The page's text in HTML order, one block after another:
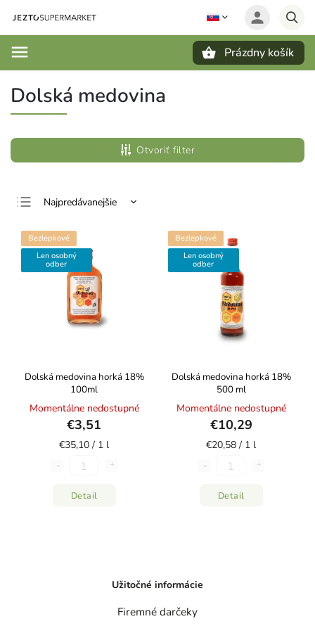
Prázdny košík
Dolská medovina
Otvoriť filter
Najpredávanejšie
Najdrahšie
Abecedne
Bezlepkové
Len osobný
odber
Dolská medovina horká 18%
100ml
Momentálne nedostupné
€3,51
€35,10 / 1 l
Detail
Bezlepkové
Len osobný
odber
Dolská medovina horká 18%
500 ml
Momentálne nedostupné
€10,29
€20,58 / 1 l
Detail
Užitočné informácie
Firemné darčeky